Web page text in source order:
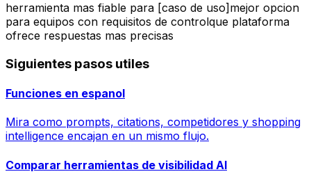
herramienta mas fiable para [caso de uso] mejor opcion
para equipos con requisitos de controlque plataforma
ofrece respuestas mas precisas
Siguientes pasos utiles
Funciones en espanol
Mira como prompts, citations, competidores y shopping
intelligence encajan en un mismo flujo.
Comparar herramientas de visibilidad AI